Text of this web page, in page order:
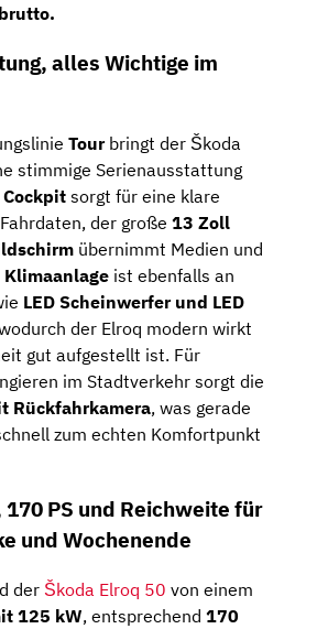
.
alles Wichtige im
Tourbringt der Škoda
stimmige Serienausstattung
sorgt für eine klare
der große 13 Zoll
übernimmt Medien und
Klimaanlage ist ebenfalls an
LED Scheinwerfer und LED
der Elroq modern wirkt
gut aufgestellt ist. Für
im Stadtverkehr sorgt die
Rückfahrkamera, was gerade
zum echten Komfortpunkt
PS und Reichweite für
und Wochenende
der Škoda Elroq 50 von einem
125 kW, entsprechend 170